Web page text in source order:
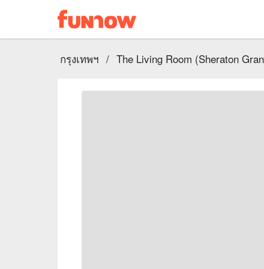
กรุงเทพฯ / The Living Room (Sheraton